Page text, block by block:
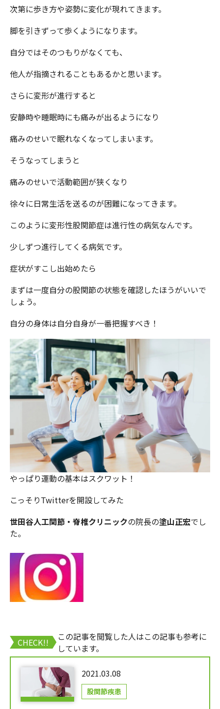
次第に歩き方や姿勢に変化が現れてきます。
脚を引きずって歩くようになります。
自分ではそのつもりがなくても、
他人が指摘されることもあるかと思います。
さらに変形が進行すると
安静時や睡眠時にも痛みが出るようになり
痛みのせいで眠れなくなってしまいます。
そうなってしまうと
痛みのせいで活動範囲が狭くなり
徐々に日常生活を送るのが困難になってきます。
このように変形性股関節症は進行性の病気なんです。
少しずつ進行してくる病気です。
症状がすこし出始めたら
まずは一度自分の股関節の状態を確認したほうがいいで
しょう。
自分の身体は自分自身が一番把握すべき！
やっぱり運動の基本はスクワット！
こっそりTwitterを開設してみた
世田谷人工関節・脊椎クリニックの院長の塗山正宏でし
た。
CHECK!!
この記事を閲覧した人はこの記事も参考に
しています。
2021.03.08
股関節疾患